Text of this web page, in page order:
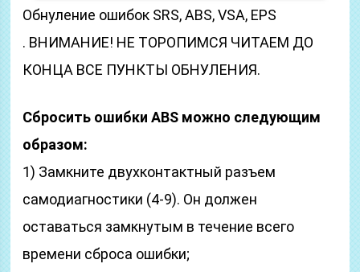
Обнуление ошибок SRS, ABS, VSA, EPS
. ВНИМАНИЕ! НЕ ТОРОПИМСЯ ЧИТАЕМ ДО
КОНЦА ВСЕ ПУНКТЫ ОБНУЛЕНИЯ.
Сбросить ошибки ABS можно следующим
образом:
1) Замкните двухконтактный разъем
самодиагностики (4-9). Он должен
оставаться замкнутым в течение всего
времени сброса ошибки;